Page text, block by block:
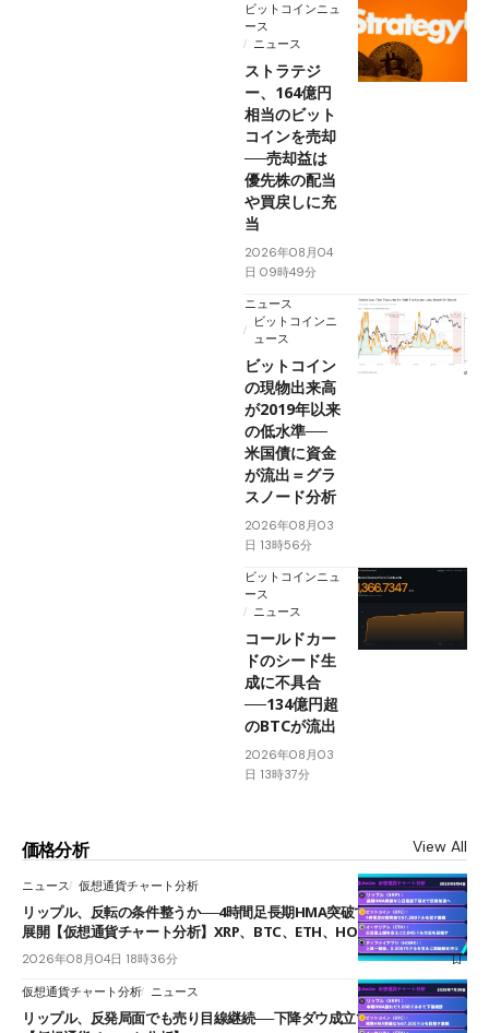
ビットコインニュ
ース
ニュース
ストラテジ
ー、164億円
相当のビット
コインを売却
──売却益は
優先株の配当
や買戻しに充
当
2026年08月04
日 09時49分
ニュース
ビットコインニ
ュース
ビットコイン
の現物出来高
が2019年以来
の低水準──
米国債に資金
が流出＝グラ
スノード分析
2026年08月03
日 13時56分
ビットコインニュ
ース
ニュース
コールドカー
ドのシード生
成に不具合
──134億円超
のBTCが流出
2026年08月03
日 13時37分
価格分析 View All
ニュース 仮想通貨チャート分析
リップル、反転の条件整うか──4時間足長期HMA突破で雲下端を目指す
展開【仮想通貨チャート分析】XRP、BTC、ETH、HOME
2026年08月04日 18時36分
仮想通貨チャート分析 ニュース
リップル、反発局面でも売り目線継続──下降ダウ成立で下値追う展開